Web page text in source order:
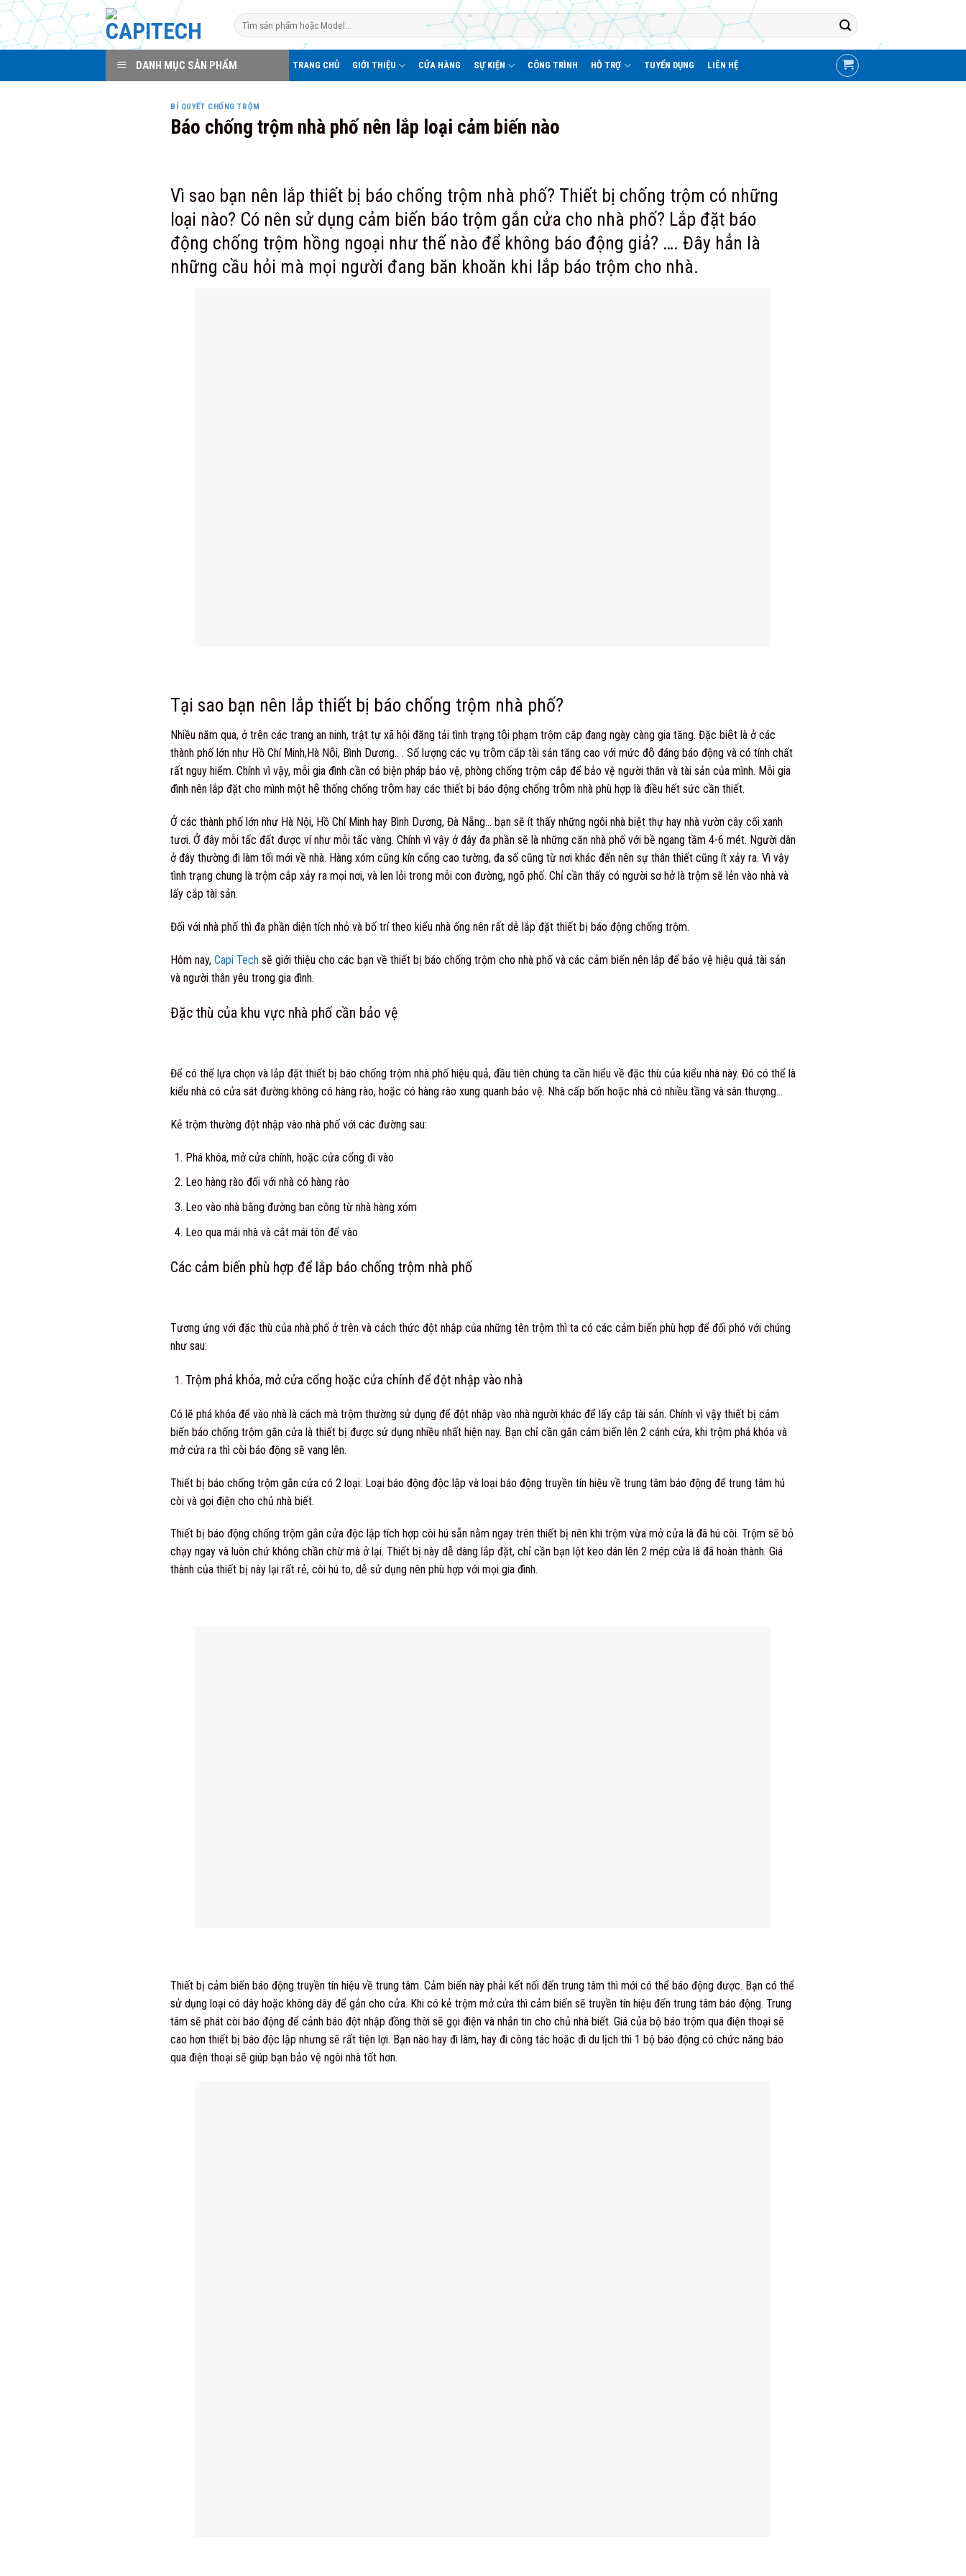
Skip
to
content
Search
for:
DANH MỤC SẢN PHẨM TRANG CHỦ GIỚI THIỆU CỬA HÀNG SỰ KIỆN CÔNG TRÌNH HỖ TRỢ TUYỂN DỤNG LIÊN HỆ
BÍ QUYẾT CHỐNG TRỘM
Báo chống trộm nhà phố nên lắp loại cảm biến nào
Vì sao bạn nên lắp thiết bị báo chống trộm nhà phố? Thiết bị chống trộm có những
loại nào? Có nên sử dụng cảm biến báo trộm gắn cửa cho nhà phố? Lắp đặt báo
động chống trộm hồng ngoại như thế nào để không báo động giả? …. Đây hẳn là
những cầu hỏi mà mọi người đang băn khoăn khi lắp báo trộm cho nhà.
Tại sao bạn nên lắp thiết bị báo chống trộm nhà phố?
Nhiều năm qua, ở trên các trang an ninh, trật tự xã hội đăng tải tình trạng tội phạm trộm cắp đang ngày càng gia tăng. Đặc biệt là ở các
thành phố lớn như Hồ Chí Minh,Hà Nội, Bình Dương.. . Số lượng các vụ trộm cắp tài sản tăng cao với mức độ đáng báo động và có tính chất
rất nguy hiểm. Chính vì vậy, mỗi gia đình cần có biện pháp bảo vệ, phòng chống trộm cắp để bảo vệ người thân và tài sản của mình. Mỗi gia
đình nên lắp đặt cho mình một hệ thống chống trộm hay các thiết bị báo động chống trộm nhà phù hợp là điều hết sức cần thiết.
Ở các thành phố lớn như Hà Nội, Hồ Chí Minh hay Bình Dương, Đà Nẵng… bạn sẽ ít thấy những ngôi nhà biệt thự hay nhà vườn cây cối xanh
tươi. Ở đây mỗi tấc đất được ví như mỗi tấc vàng. Chính vì vậy ở đây đa phần sẽ là những căn nhà phố với bề ngang tầm 4-6 mét. Người dân
ở đây thường đi làm tối mới về nhà. Hàng xóm cũng kín cổng cao tường, đa số cũng từ nơi khác đến nên sự thân thiết cũng ít xảy ra. Vì vậy
tình trạng chung là trộm cắp xảy ra mọi nơi, và len lỏi trong mỗi con đường, ngõ phố. Chỉ cần thấy có người sơ hở là trộm sẽ lẻn vào nhà và
lấy cắp tài sản.
Đối với nhà phố thì đa phần diện tích nhỏ và bố trí theo kiểu nhà ống nên rất dễ lắp đặt thiết bị báo động chống trộm.
Hôm nay, Capi Tech sẽ giới thiệu cho các bạn về thiết bị báo chống trộm cho nhà phố và các cảm biến nên lắp để bảo vệ hiệu quả tài sản
và người thân yêu trong gia đình.
Đặc thù của khu vực nhà phố cần bảo vệ
Để có thể lựa chọn và lắp đặt thiết bị báo chống trộm nhà phố hiệu quả, đầu tiên chúng ta cần hiểu về đặc thù của kiểu nhà này. Đó có thể là
kiểu nhà có cửa sát đường không có hàng rào, hoặc có hàng rào xung quanh bảo vệ. Nhà cấp bốn hoặc nhà có nhiều tầng và sân thượng…
Kẻ trộm thường đột nhập vào nhà phố với các đường sau:
Phá khóa, mở cửa chính, hoặc cửa cổng đi vào
Leo hàng rào đối với nhà có hàng rào
Leo vào nhà bằng đường ban công từ nhà hàng xóm
Leo qua mái nhà và cắt mái tôn để vào
Các cảm biến phù hợp để lắp báo chống trộm nhà phố
Tương ứng với đặc thù của nhà phố ở trên và cách thức đột nhập của những tên trộm thì ta có các cảm biến phù hợp để đối phó với chúng
như sau:
Trộm phá khóa, mở cửa cổng hoặc cửa chính để đột nhập vào nhà
Có lẽ phá khóa để vào nhà là cách mà trộm thường sử dụng để đột nhập vào nhà người khác để lấy cắp tài sản. Chính vì vậy thiết bị cảm
biến báo chống trộm gắn cửa là thiết bị được sử dụng nhiều nhất hiện nay. Bạn chỉ cần gắn cảm biến lên 2 cánh cửa, khi trộm phá khóa và
mở cửa ra thì còi báo động sẽ vang lên.
Thiết bị báo chống trộm gắn cửa có 2 loại: Loại báo động độc lập và loại báo động truyền tín hiệu về trung tâm báo động để trung tâm hú
còi và gọi điện cho chủ nhà biết.
Thiết bị báo động chống trộm gắn cửa độc lập tích hợp còi hú sẵn nằm ngay trên thiết bị nên khi trộm vừa mở cửa là đã hú còi. Trộm sẽ bỏ
chạy ngay và luôn chứ không chần chừ mà ở lại. Thiết bị này dễ dàng lắp đặt, chỉ cần bạn lột keo dán lên 2 mép cửa là đã hoàn thành. Giá
thành của thiết bị này lại rất rẻ, còi hú to, dễ sử dụng nên phù hợp với mọi gia đình.
Thiết bị cảm biến báo động truyền tín hiệu về trung tâm. Cảm biến này phải kết nối đến trung tâm thì mới có thể báo động được. Bạn có thể
sử dụng loại có dây hoặc không dây để gắn cho cửa. Khi có kẻ trộm mở cửa thì cảm biến sẽ truyền tín hiệu đến trung tâm báo động. Trung
tâm sẽ phát còi báo động để cảnh báo đột nhập đồng thời sẽ gọi điện và nhắn tin cho chủ nhà biết. Giá của bộ báo trộm qua điện thoại sẽ
cao hơn thiết bị báo độc lập nhưng sẽ rất tiện lợi. Bạn nào hay đi làm, hay đi công tác hoặc đi du lịch thì 1 bộ báo động có chức năng báo
qua điện thoại sẽ giúp bạn bảo vệ ngôi nhà tốt hơn.